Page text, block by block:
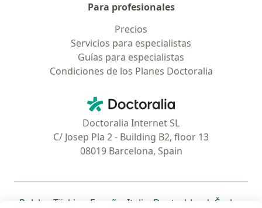
Para profesionales
Precios
Servicios para especialistas
Guías para especialistas
Condiciones de los Planes Doctoralia
Doctoralia - Página de inicio
Doctoralia Internet SL
C/ Josep Pla 2 - Building B2, floor 13
08019 Barcelona, Spain
Polska se abre en una nueva pestaña
Türkiye se abre en una nueva pestaña
España se abre en una nueva pestaña
Italia se abre en una nueva
Deutschlandse abre en
Česko